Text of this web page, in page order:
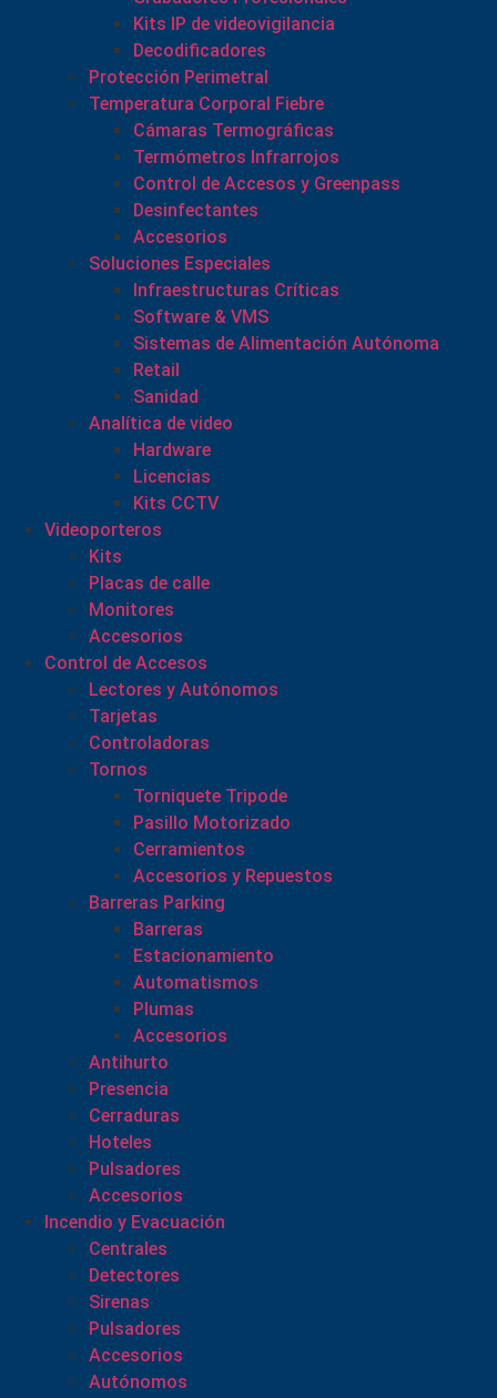
Kits IP de videovigilancia
Decodificadores
Protección Perimetral
Temperatura Corporal Fiebre
Cámaras Termográficas
Termómetros Infrarrojos
Control de Accesos y Greenpass
Desinfectantes
Accesorios
Soluciones Especiales
Infraestructuras Críticas
Software & VMS
Sistemas de Alimentación Autónoma
Retail
Sanidad
Analítica de video
Hardware
Licencias
Kits CCTV
Videoporteros
Kits
Placas de calle
Monitores
Accesorios
Control de Accesos
Lectores y Autónomos
Tarjetas
Controladoras
Tornos
Torniquete Tripode
Pasillo Motorizado
Cerramientos
Accesorios y Repuestos
Barreras Parking
Barreras
Estacionamiento
Automatismos
Plumas
Accesorios
Antihurto
Presencia
Cerraduras
Hoteles
Pulsadores
Accesorios
Incendio y Evacuación
Centrales
Detectores
Sirenas
Pulsadores
Accesorios
Autónomos